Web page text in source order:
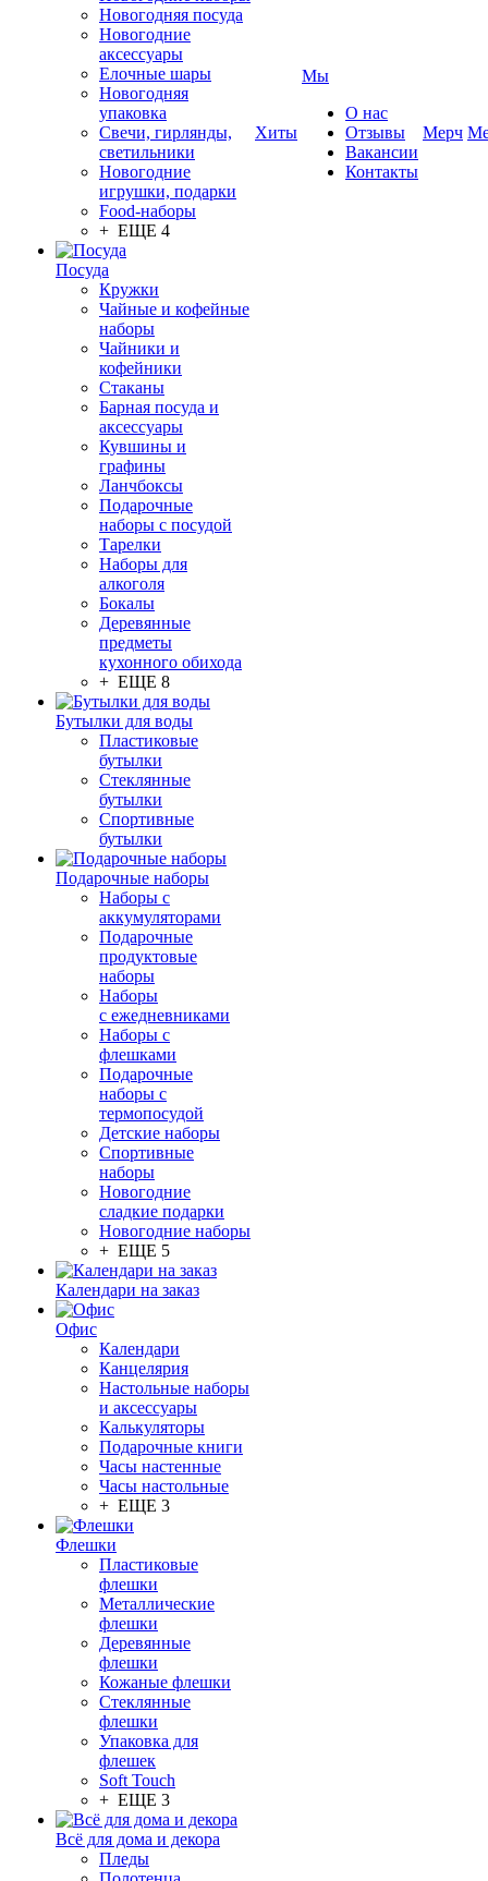
Новогодняя посуда
Новогодние
аксессуары
Елочные шары
Новогодняя
упаковка
Свечи, гирлянды,
светильники
Новогодние
игрушки, подарки
Food-наборы
+ ЕЩЕ 4
Посуда
Кружки
Чайные и кофейные
наборы
Чайники и
кофейники
Стаканы
Барная посуда и
аксессуары
Кувшины и
графины
Ланчбоксы
Подарочные
наборы с посудой
Тарелки
Наборы для
алкоголя
Бокалы
Деревянные
предметы
кухонного обихода
+ ЕЩЕ 8
Бутылки для воды
Пластиковые
бутылки
Стеклянные
бутылки
Спортивные
бутылки
Подарочные наборы
Наборы с
аккумуляторами
Подарочные
продуктовые
наборы
Наборы
с ежедневниками
Наборы с
флешками
Подарочные
наборы с
термопосудой
Детские наборы
Спортивные
наборы
Новогодние
сладкие подарки
Новогодние наборы
+ ЕЩЕ 5
Календари на заказ
Офис
Календари
Канцелярия
Настольные наборы
и аксессуары
Калькуляторы
Подарочные книги
Часы настенные
Часы настольные
+ ЕЩЕ 3
Флешки
Пластиковые
флешки
Металлические
флешки
Деревянные
флешки
Кожаные флешки
Стеклянные
флешки
Упаковка для
флешек
Soft Touch
+ ЕЩЕ 3
Всё для дома и декора
Пледы
Хиты
Мы
О нас
Отзывы
Вакансии
Контакты
Мерч